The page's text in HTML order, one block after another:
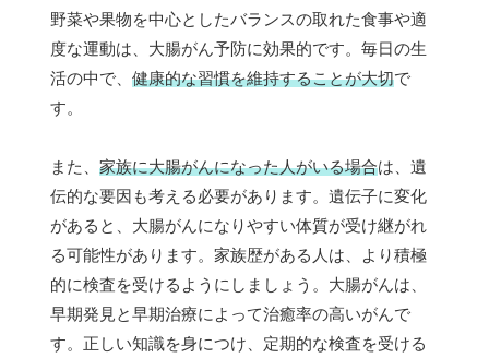
野菜や果物を中心としたバランスの取れた食事や適
度な運動は、大腸がん予防に効果的です。毎日の生
活の中で、 健康的な習慣を維持することが大切で
す。
また、 家族に大腸がんになった人がいる場合は、遺
伝的な要因も考える必要があります。遺伝子に変化
があると、大腸がんになりやすい体質が受け継がれ
る可能性があります。家族歴がある人は、より積極
的に検査を受けるようにしましょう。大腸がんは、
早期発見と早期治療によって治癒率の高いがんで
す。正しい知識を身につけ、定期的な検査を受ける